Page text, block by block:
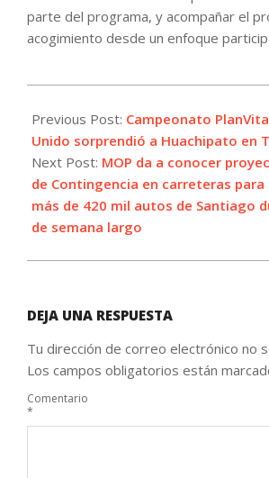
parte del programa, y acompañar el
acogimiento desde un enfoque
10-
08
Previous Post: Campeonato
Unido sorprendió a Huachipato en
Next Post: MOP da a conocer
de Contingencia en carreteras para
más de 420 mil autos de Santiago
de semana largo
DEJA UNA RESPUESTA
Tu dirección de correo electrónico no
Los campos obligatorios están
Comentario
*